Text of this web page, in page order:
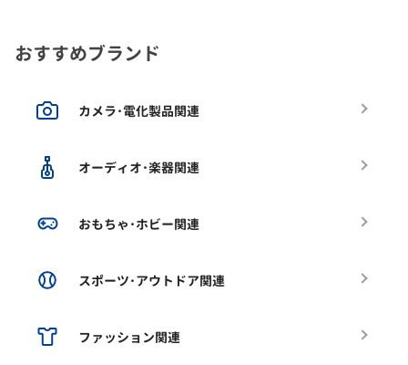
おすすめブランド
カメラ･電化製品関連
オーディオ･楽器関連
おもちゃ･ホビー関連
スポーツ･アウトドア関連
ファッション関連